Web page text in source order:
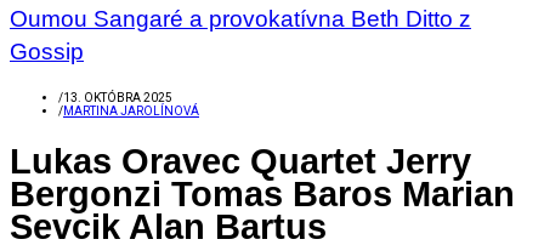
Oumou Sangaré a provokatívna Beth Ditto z
Gossip
/13. OKTÓBRA 2025
/MARTINA JAROLÍNOVÁ
Lukas Oravec Quartet Jerry
Bergonzi Tomas Baros Marian
Sevcik Alan Bartus